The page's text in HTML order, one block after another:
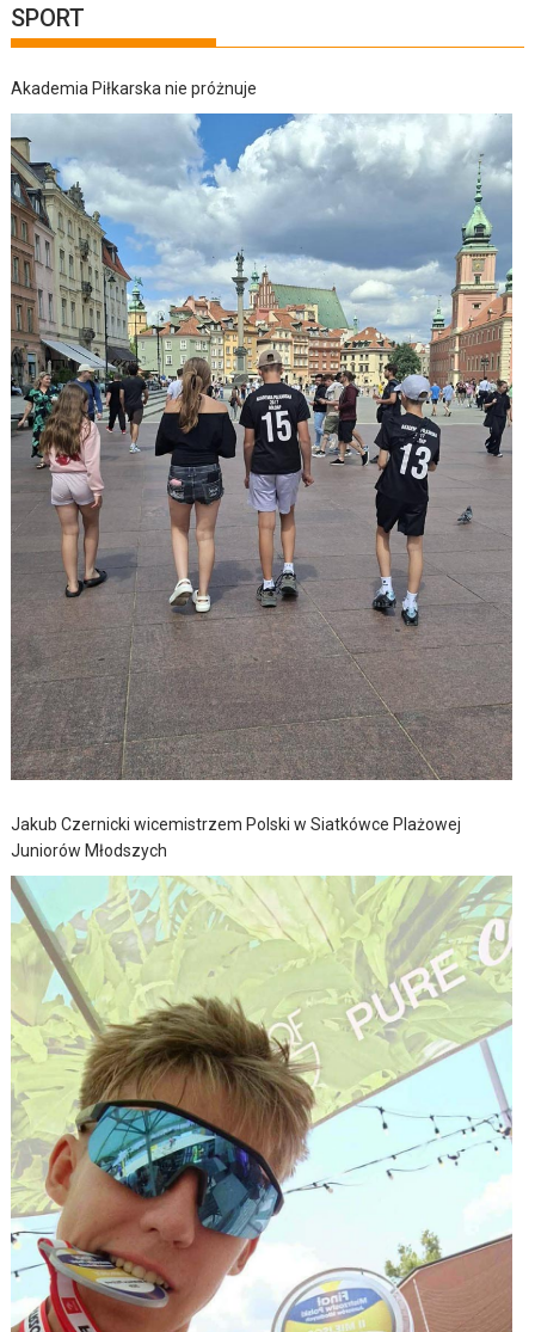
SPORT
Akademia Piłkarska nie próżnuje
Jakub Czernicki wicemistrzem Polski w Siatkówce Plażowej
Juniorów Młodszych